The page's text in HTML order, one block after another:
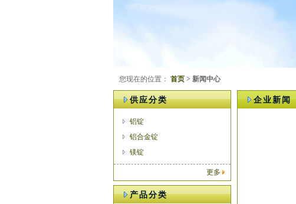
您现在的位置： 首页 > 新闻中心
供应分类
铝锭
铝合金锭
镁锭
更多
产品分类
企业新闻